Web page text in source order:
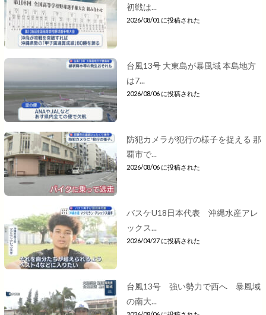
初戦は...
2026/08/01 に投稿された
台風13号 大東島が暴風域 本島地方
は7...
2026/08/06 に投稿された
防犯カメラが犯行の様子を捉える 那
覇市で...
2026/08/06 に投稿された
バスケU18日本代表 沖縄水産アレ
ックス...
2026/04/27 に投稿された
台風13号 強い勢力で西へ 暴風域
の南大...